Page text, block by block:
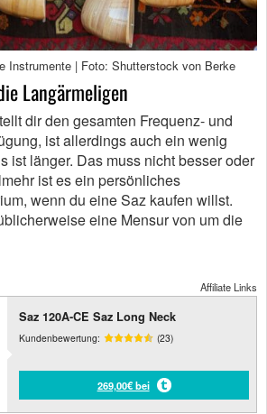
Instrumente | Foto: Shutterstock von Berke
Langärmeligen
dir den gesamten Frequenz- und
ist allerdings auch ein wenig
ist länger. Das muss nicht besser oder
ist es ein persönliches
wenn du eine Saz kaufen willst.
eine Mensur von um die
Affiliate Links
Saz 120A-CE Saz Long Neck
Kundenbewertung: (23)
269,00€ bei